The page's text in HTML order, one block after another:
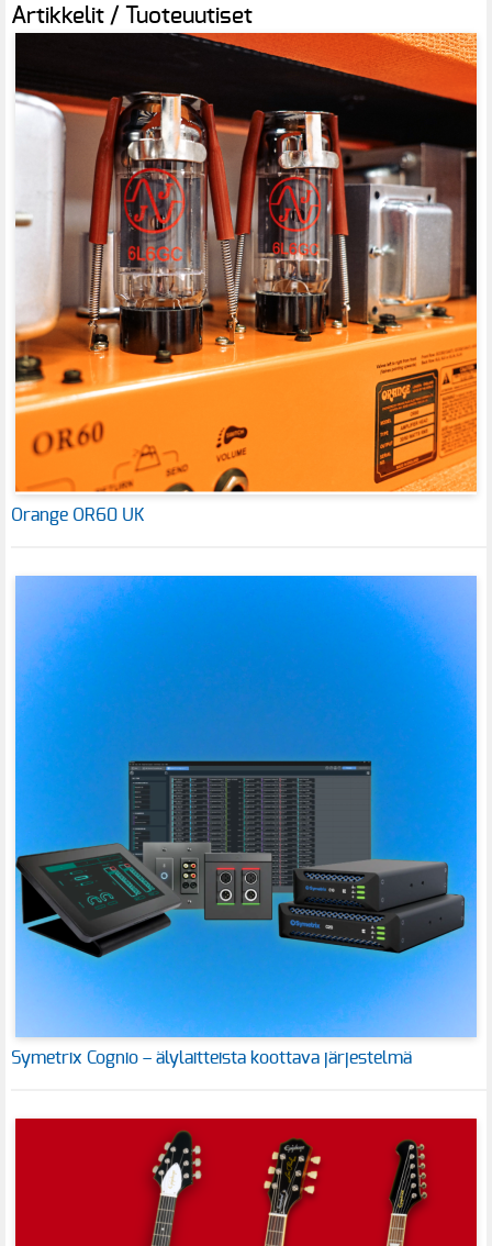
Artikkelit / Tuoteuutiset
Orange OR60 UK
Symetrix Cognio – älylaitteista koottava järjestelmä